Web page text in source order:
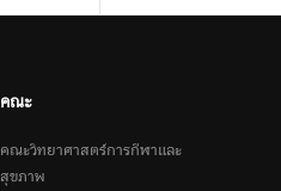
คณะ
คณะวิทยาศาสตร์การกีฬาและ
สุขภาพ